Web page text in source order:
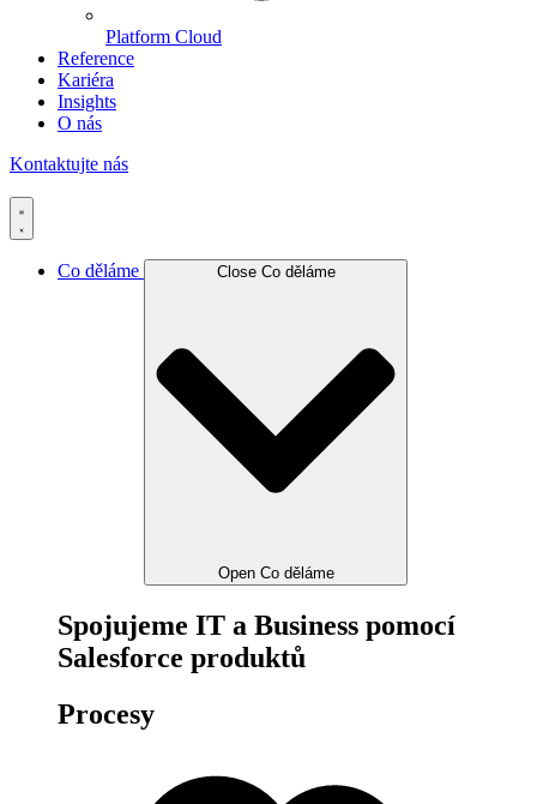
Platform Cloud
Reference
Kariéra
Insights
O nás
Kontaktujte nás
Co děláme Close Co děláme
Open Co děláme
Spojujeme IT a Business pomocí
Salesforce produktů
Procesy